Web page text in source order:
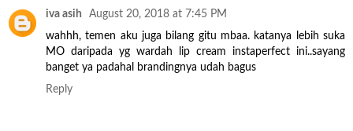
iva asih
August 20, 2018 at 7:45 PM
wahhh, temen aku juga bilang gitu mbaa. katanya lebih suka
MO daripada yg wardah lip cream instaperfect ini..sayang
banget ya padahal brandingnya udah bagus
Reply